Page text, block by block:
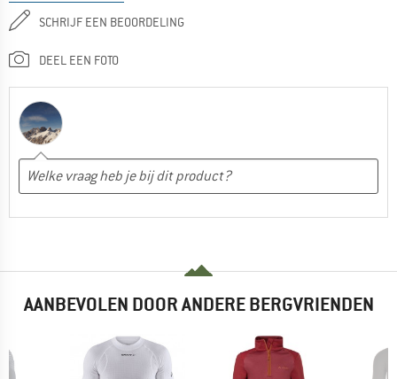
SCHRIJF EEN BEOORDELING
DEEL EEN FOTO
AANBEVOLEN DOOR ANDERE BERGVRIENDEN